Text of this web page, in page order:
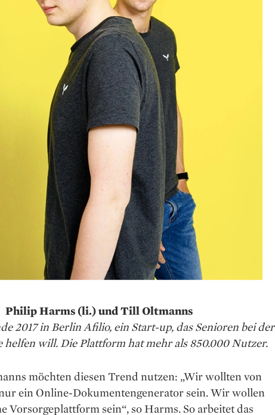
Philip Harms (li.) und Till Oltmanns
2017 in Berlin Afilio, ein Start-up, das Senioren bei der
helfen will. Die Plattform hat mehr als 850.000 Nutzer.
möchten diesen Trend nutzen: „Wir wollten von
ein Online-Dokumentengenerator sein. Wir wollen
Vorsorgeplattform sein“, so Harms. So arbeitet das